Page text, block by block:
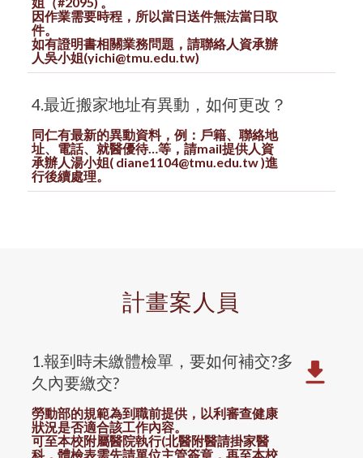
因作業需要時程，所以當日送件無法當日取
件。
如有證明書相關業務問題，請聯絡人資承辦
人吳小姐(yichi@tmu.edu.tw)
4.最近搬家地址有異動，如何更改？
同仁有最新的異動資料，例：戶籍、聯絡地
址、電話、就醫優待…等，請mail提供人資
承辦人湯小姐( diane1104@tmu.edu.tw )進
行後續處理。
計畫案人員
1.報到時未繳體檢單，要如何補交?多
久內要繳交?
勞動部的規範為到職前提供， 以利審查健康
狀況是否適合該工作內容。
可至本校附屬醫院執行(北醫附醫請掛家醫
科，體檢表需先請單位主管簽章，再至本校